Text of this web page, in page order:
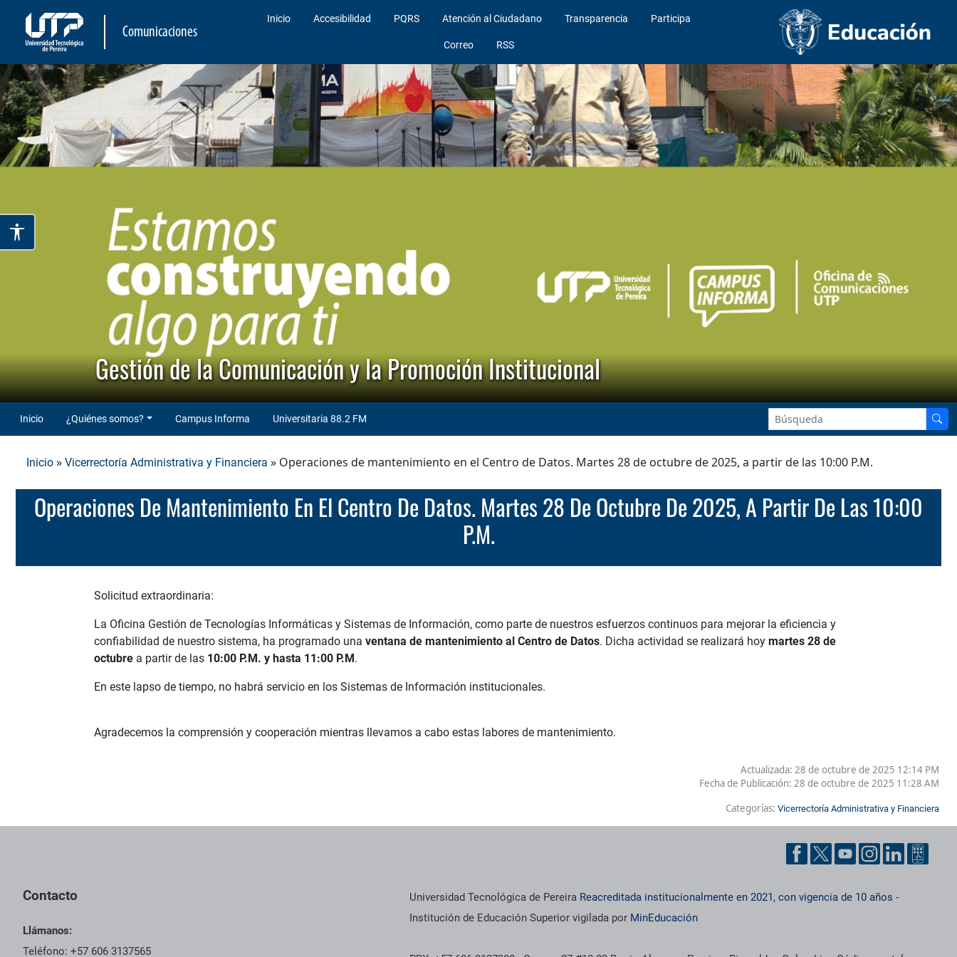
Comunicaciones
Inicio Accesibilidad PQRS Atención al Ciudadano Transparencia Participa
Correo RSS
Gestión de la Comunicación y la Promoción Institucional
Inicio ¿Quiénes somos? Campus Informa Universitaria 88.2 FM
Inicio » Vicerrectoría Administrativa y Financiera » Operaciones de mantenimiento en el Centro de Datos. Martes 28 de octubre de 2025, a partir de las 10:00 P.M.
Operaciones De Mantenimiento En El Centro De Datos. Martes 28 De Octubre De 2025, A Partir De Las 10:00
P.M.
Solicitud extraordinaria:
La Oficina Gestión de Tecnologías Informáticas y Sistemas de Información, como parte de nuestros esfuerzos continuos para mejorar la eficiencia y
confiabilidad de nuestro sistema, ha programado una ventana de mantenimiento al Centro de Datos. Dicha actividad se realizará hoy martes 28 de
octubre a partir de las 10:00 P.M. y hasta 11:00 P.M .
En este lapso de tiempo, no habrá servicio en los Sistemas de Información institucionales.
Agradecemos la comprensión y cooperación mientras llevamos a cabo estas labores de mantenimiento.
Actualizada: 28 de octubre de 2025 12:14 PM
Fecha de Publicación: 28 de octubre de 2025 11:28 AM
Categorías: Vicerrectoría Administrativa y Financiera
Contacto
Llámanos:
Teléfono: +57 606 3137565
Universidad Tecnológica de Pereira Reacreditada institucionalmente en 2021, con vigencia de 10 años -
Institución de Educación Superior vigilada por MinEducación